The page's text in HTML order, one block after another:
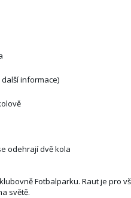
informace)
odehrají dvě kola
Fotbalparku. Raut je pro
světě.